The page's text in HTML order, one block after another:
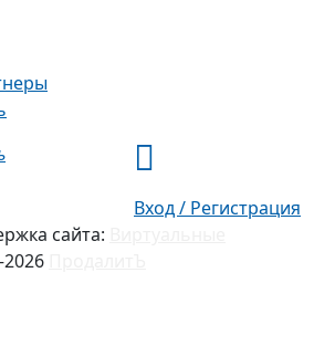
Вход / Регистрация
сайта: